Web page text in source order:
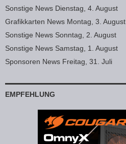
Sonstige News Dienstag, 4. August
Grafikkarten News Montag, 3. August
Sonstige News Sonntag, 2. August
Sonstige News Samstag, 1. August
Sponsoren News Freitag, 31. Juli
EMPFEHLUNG